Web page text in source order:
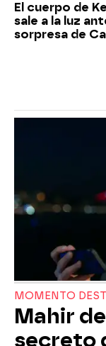
El cuerpo de
sale a la luz
sorpresa de
MOMENTO
Mahir
secreto